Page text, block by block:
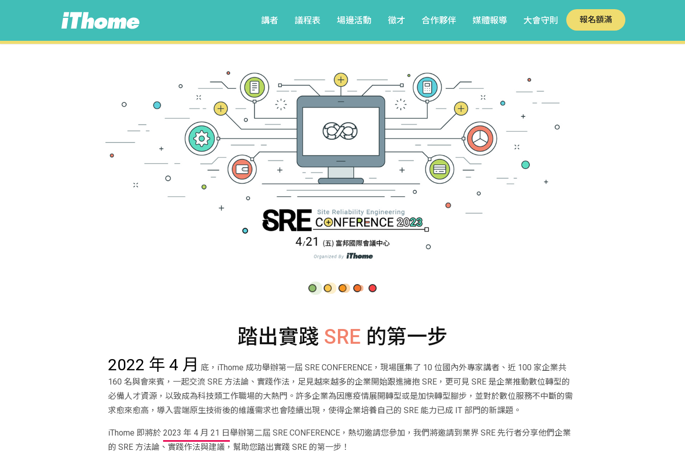
講者 議程表 場邊活動 徵才 合作夥伴 媒體報導 大會守則 報名額滿
踏出實踐 SRE 的第一步
2022 年 4 月
底，iThome 成功舉辦第一屆 SRE CONFERENCE，現場匯集了 10 位國內外專家講者、近 100 家企業共
160 名與會來賓，一起交流 SRE 方法論、實踐作法，足見越來越多的企業開始跟進擁抱 SRE，更可見 SRE 是企業推動數位轉型的
必備人才資源，以致成為科技類工作職場的大熱門。許多企業為因應疫情展開轉型或是加快轉型腳步，並對於數位服務不中斷的需
求愈來愈高，導入雲端原生技術後的維護需求也會陸續出現，使得企業培養自己的 SRE 能力已成 IT 部門的新課題。
iThome 即將於 2023 年 4 月 21 日舉辦第二屆 SRE CONFERENCE，熱切邀請您參加，我們將邀請到業界 SRE 先行者分享他們企業
的 SRE 方法論、實踐作法與建議，幫助您踏出實踐 SRE 的第一步！